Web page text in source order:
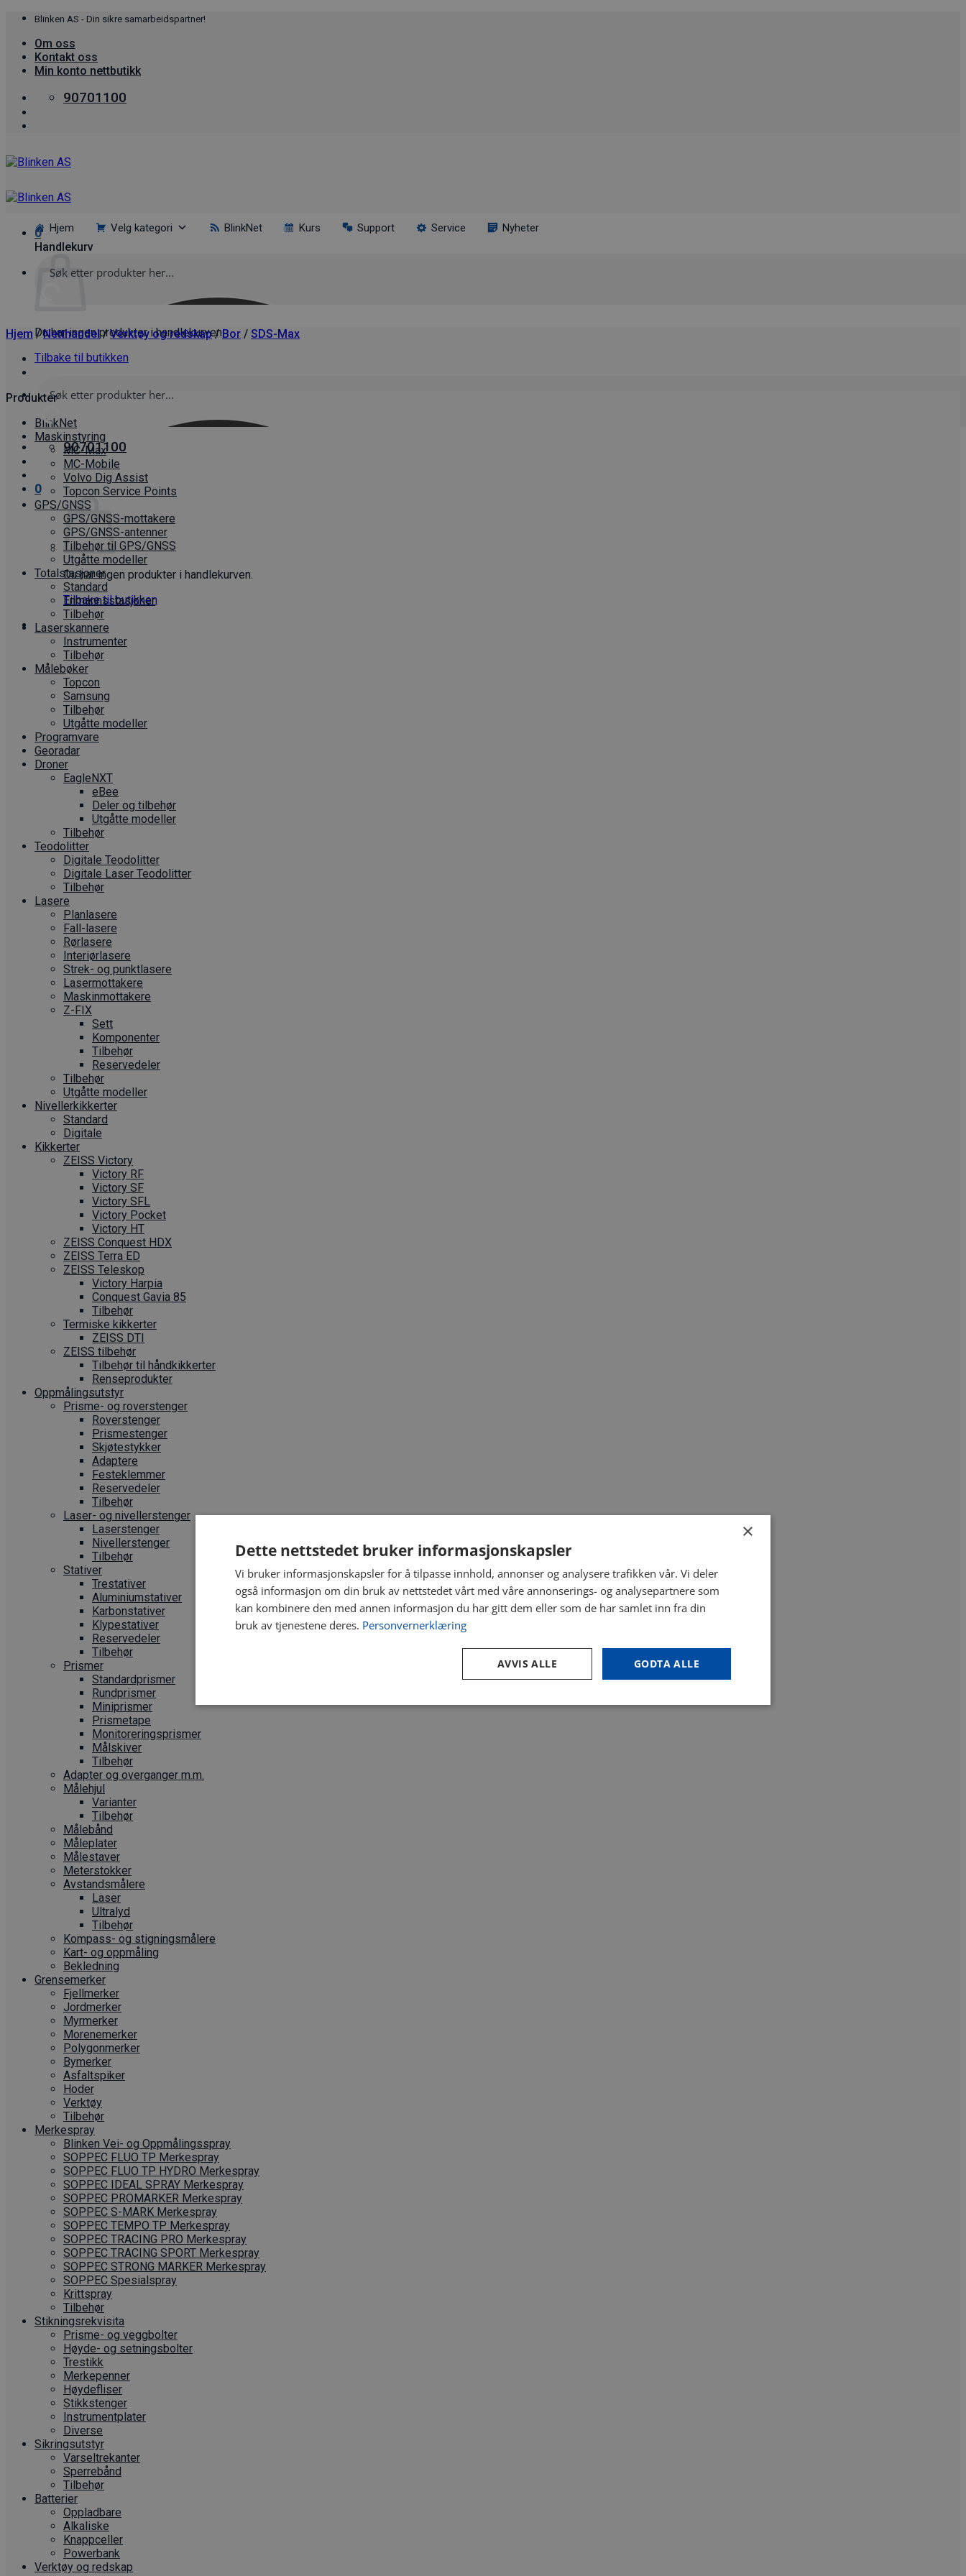
Skip
content
Blinken AS - Din sikre samarbeidspartner!
Om oss
Kontakt oss
Min konto nettbutikk
90701100
0
Handlekurv
Du har ingen produkter i handlekurven.
Tilbake til butikken
90701100
0
Du har ingen produkter i handlekurven.
Tilbake til butikken
Hjem Velg kategori BlinkNet Kurs Support Service Nyheter
Hjem / Netthandel / Verktøy og redskap / Bor / SDS-Max
Produkter
BlinkNet
Maskinstyring
MC-Max
MC-Mobile
Volvo Dig Assist
Topcon Service Points
GPS/GNSS
GPS/GNSS-mottakere
GPS/GNSS-antenner
Tilbehør til GPS/GNSS
Utgåtte modeller
Totalstasjoner
Standard
Enmannsstasjoner
Tilbehør
Laserskannere
Instrumenter
Tilbehør
Målebøker
Topcon
Samsung
Tilbehør
Utgåtte modeller
Programvare
Georadar
Droner
EagleNXT
eBee
Deler og tilbehør
Utgåtte modeller
Tilbehør
Teodolitter
Digitale Teodolitter
Digitale Laser Teodolitter
Tilbehør
Lasere
Planlasere
Fall-lasere
Rørlasere
Interiør­lasere
Strek- og punktlasere
Laser­mottakere
Maskin­mottakere
Z-FIX
Sett
Komponenter
Tilbehør
Reservedeler
Tilbehør
Utgåtte modeller
Nivellerkikkerter
Standard
Digitale
Kikkerter
ZEISS Victory
Victory RF
Victory SF
Victory SFL
Victory Pocket
Victory HT
ZEISS Conquest HDX
ZEISS Terra ED
ZEISS Teleskop
Victory Harpia
Conquest Gavia 85
Tilbehør
Termiske kikkerter
ZEISS DTI
ZEISS tilbehør
Tilbehør til håndkikkerter
Renseprodukter
Oppmålings­utstyr
Prisme- og roverstenger
Roverstenger
Prismestenger
Skjøtestykker
Adaptere
Festeklemmer
Reservedeler
Tilbehør
Laser- og nivellerstenger
Laserstenger
Nivellerstenger
Tilbehør
Stativer
Trestativer
Aluminiumstativer
Karbonstativer
Klypestativer
Reservedeler
Tilbehør
Prismer
Standardprismer
Rundprismer
Miniprismer
Prismetape
Monitoreringsprismer
Målskiver
Tilbehør
Adapter og overganger m.m.
Målehjul
Varianter
Tilbehør
Målebånd
Måleplater
Målestaver
Meterstokker
Avstandsmålere
Laser
Ultralyd
Tilbehør
Kompass- og stigningsmålere
Kart- og oppmåling
Bekledning
Grense­merker
Fjellmerker
Jordmerker
Myrmerker
Morenemerker
Polygonmerker
Bymerker
Asfaltspiker
Hoder
Verktøy
Tilbehør
Merkespray
Blinken Vei- og Oppmålingsspray
SOPPEC FLUO TP Merkespray
SOPPEC FLUO TP HYDRO Merkespray
SOPPEC IDEAL SPRAY Merkespray
SOPPEC PROMARKER Merkespray
SOPPEC S-MARK Merkespray
SOPPEC TEMPO TP Merkespray
SOPPEC TRACING PRO Merkespray
SOPPEC TRACING SPORT Merkespray
SOPPEC STRONG MARKER Merkespray
SOPPEC Spesialspray
Krittspray
Tilbehør
Stikningsrekvisita
Prisme- og veggbolter
Høyde- og setningsbolter
Trestikk
Merkepenner
Høydefliser
Stikkstenger
Instrumentplater
Diverse
Sikringsutstyr
Varseltrekanter
Sperrebånd
Tilbehør
Batterier
Oppladbare
Alkaliske
Knappceller
Powerbank
Verktøy og redskap
×
Dette nettstedet bruker informasjonskapsler
Vi bruker informasjonskapsler for å tilpasse innhold, annonser og analysere trafikken vår. Vi deler
også informasjon om din bruk av nettstedet vårt med våre annonserings- og analysepartnere som
kan kombinere den med annen informasjon du har gitt dem eller som de har samlet inn fra din
bruk av tjenestene deres. Personvernerklæring
GODTA ALLE
AVVIS ALLE